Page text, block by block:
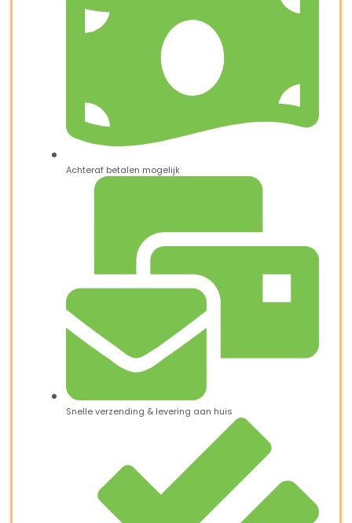
Achteraf betalen mogelijk
Snelle verzending & levering aan huis